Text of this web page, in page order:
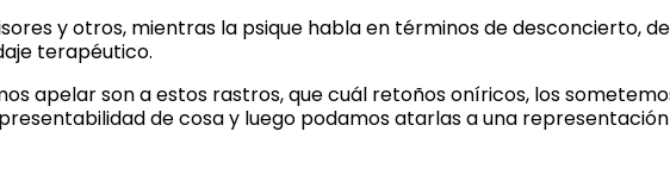
y otros, mientras la psique habla en términos de desconcierto,
terapéutico.
apelar son a estos rastros, que cuál retoños oníricos, los
de cosa y luego podamos atarlas a una